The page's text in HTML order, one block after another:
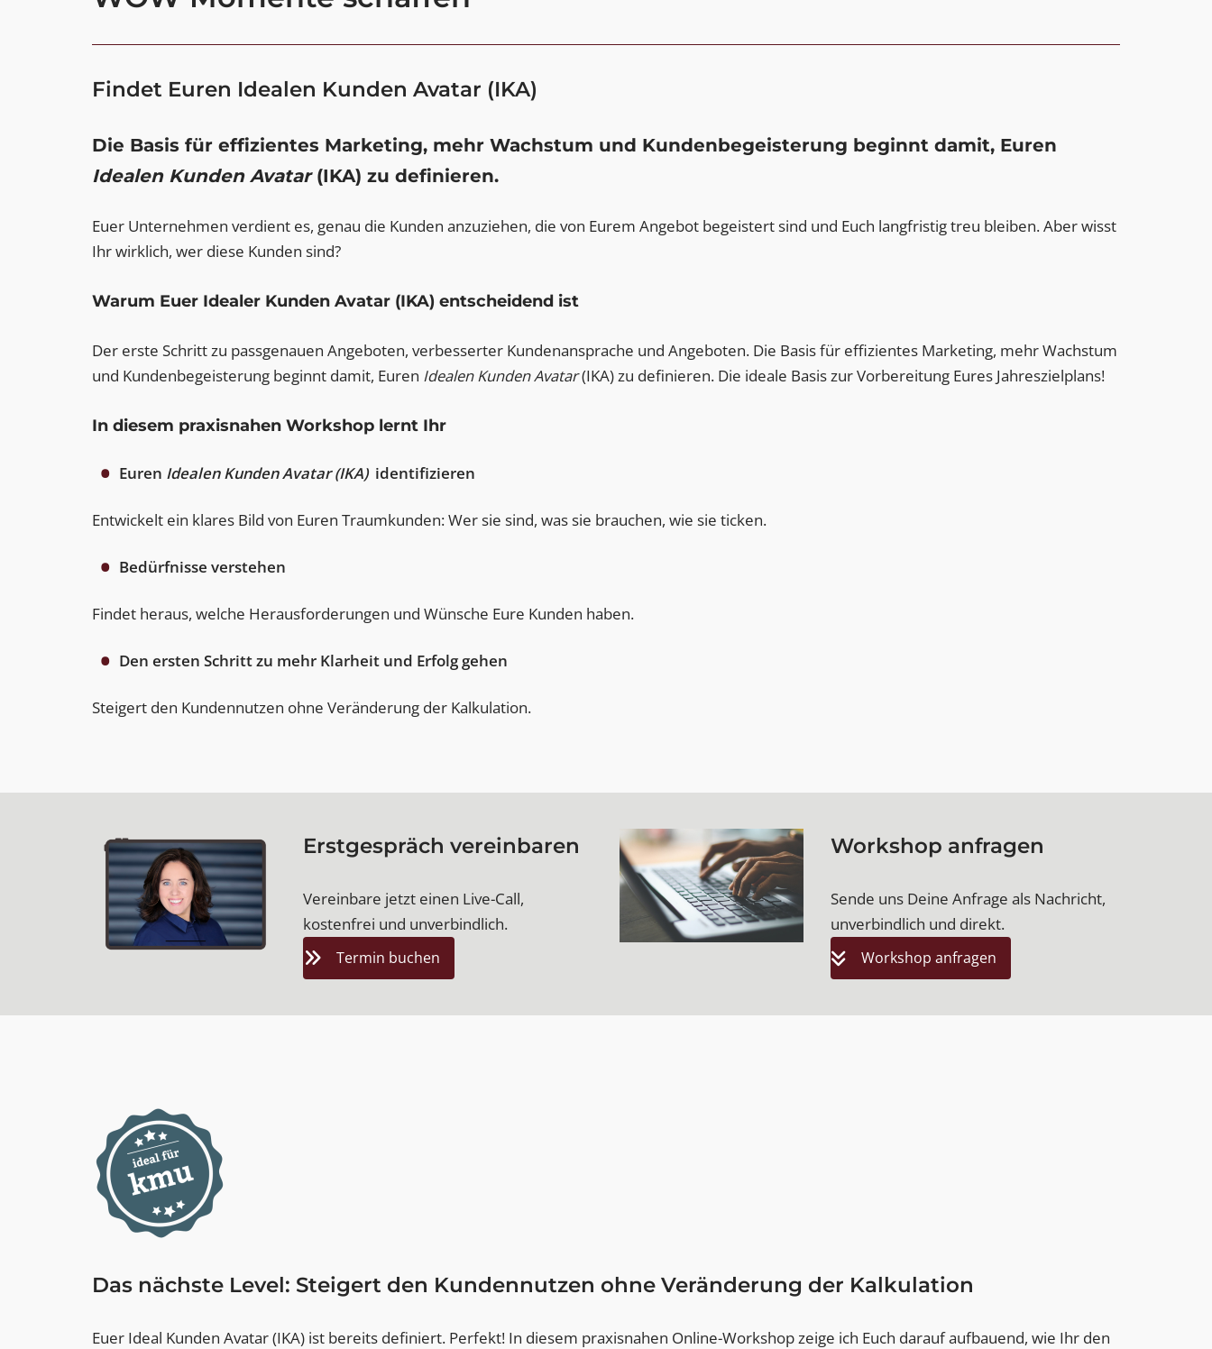
Findet Euren Idealen Kunden Avatar (IKA)
Die Basis für effizientes Marketing, mehr Wachstum und Kundenbegeisterung beginnt damit, Euren
Idealen Kunden Avatar(IKA) zu definieren.
Euer Unternehmen verdient es, genau die Kunden anzuziehen, die von Eurem Angebot begeistert sind und Euch langfristig treu bleiben. Aber wisst
Ihr wirklich, wer diese Kunden sind?
Warum Euer Idealer Kunden Avatar (IKA) entscheidend ist
Der erste Schritt zu passgenauen Angeboten, verbesserter Kundenansprache und Angeboten. Die Basis für effizientes Marketing, mehr Wachstum
und Kundenbegeisterung beginnt damit, Euren Idealen Kunden Avatar(IKA) zu definieren. Die ideale Basis zur Vorbereitung Eures Jahreszielplans!
In diesem praxisnahen Workshop lernt Ihr
Euren Idealen Kunden Avatar (IKA)identifizieren
Entwickelt ein klares Bild von Euren Traumkunden: Wer sie sind, was sie brauchen, wie sie ticken.
Bedürfnisse verstehen
Findet heraus, welche Herausforderungen und Wünsche Eure Kunden haben.
Den ersten Schritt zu mehr Klarheit und Erfolg gehen
Steigert den Kundennutzen ohne Veränderung der Kalkulation.
Erstgespräch vereinbaren
Vereinbare jetzt einen Live-Call,
kostenfrei und unverbindlich.
Termin buchen
Workshop anfragen
Sende uns Deine Anfrage als Nachricht,
unverbindlich und direkt.
Workshop anfragen
Das nächste Level: Steigert den Kundennutzen ohne Veränderung der Kalkulation
Euer Ideal Kunden Avatar (IKA) ist bereits definiert. Perfekt! In diesem praxisnahen Online-Workshop zeige ich Euch darauf aufbauend, wie Ihr den